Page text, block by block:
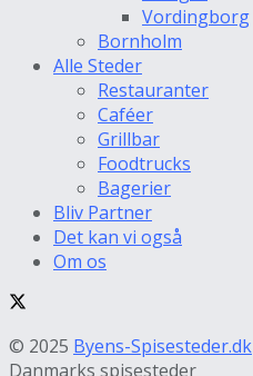
Vordingborg
Bornholm
Alle Steder
Restauranter
Caféer
Grillbar
Foodtrucks
Bagerier
Bliv Partner
Det kan vi også
Om os
© 2025 Byens-Spisesteder.dk
Danmarks spisesteder